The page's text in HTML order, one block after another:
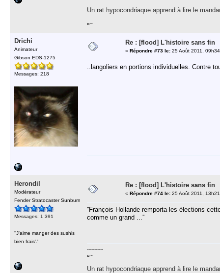
Un rat hypocondriaque apprend à lire le
¤~
Drichi
Animateur
Gibson EDS-1275
Messages: 218
Re : [flood] L'histoire sans fin
« Répondre #73 le: 25 Août 2011,
..langoliers en portions individuelles. Contre
Herondil
Modérateur
Fender Stratocaster Sunburn
Messages: 1 391
''J'aime manger des sushis
bien frais'.'
Re : [flood] L'histoire sans fin
« Répondre #74 le: 25 Août 2011,
''François Hollande remporta les élections
comme un grand ...''
-----------
¤~
Un rat hypocondriaque apprend à lire le